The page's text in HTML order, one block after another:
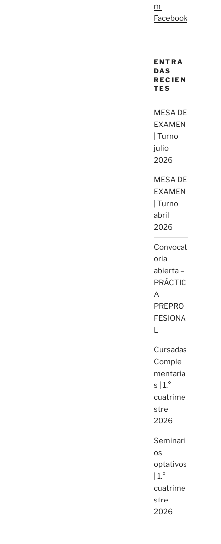
m
Facebook
ENTRA
DAS
RECIEN
TES
MESA DE
EXAMEN
| Turno
julio
2026
MESA DE
EXAMEN
| Turno
abril
2026
Convocat
oria
abierta –
PRÁCTIC
A
PREPRO
FESIONA
L
Cursadas
Comple
mentaria
s | 1.°
cuatrime
stre
2026
Seminari
os
optativos
| 1.°
cuatrime
stre
2026